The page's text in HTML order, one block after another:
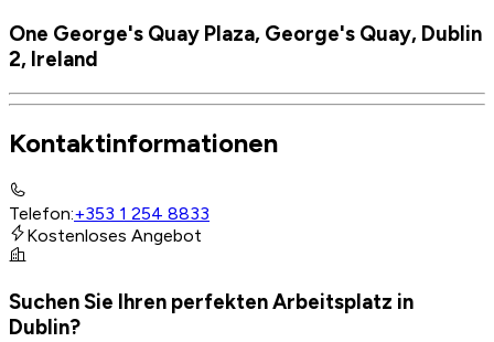
One George's Quay Plaza, George's Quay, Dublin
2, Ireland
Kontaktinformationen
Telefon:+353 1 254 8833
Kostenloses Angebot
Suchen Sie Ihren perfekten Arbeitsplatz in
Dublin?